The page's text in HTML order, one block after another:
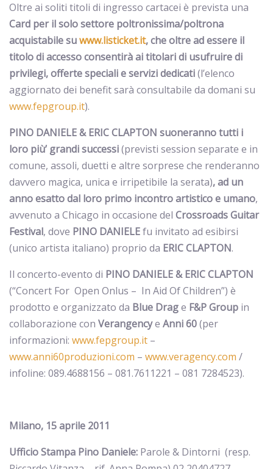
Oltre ai soliti titoli di ingresso cartacei è prevista una
Card per il solo settore poltronissima/poltrona
acquistabile suwww.listicket.it, che oltre ad essere il
titolo di accesso consentirà ai titolari di usufruire di
privilegi, offerte speciali e servizi dedicati(l’elenco
aggiornato dei benefit sarà consultabile da domani su
www.fepgroup.it).
PINO DANIELE & ERIC CLAPTON suoneranno tutti i
loro più’ grandi successi(previsti session separate e in
comune, assoli, duetti e altre sorprese che renderanno
davvero magica, unica e irripetibile la serata), ad un
anno esatto dal loro primo incontro artistico e umano,
avvenuto a Chicago in occasione del Crossroads Guitar
Festival, dove PINO DANIELEfu invitato ad esibirsi
(unico artista italiano) proprio da ERIC CLAPTON.
Il concerto-evento di PINO DANIELE & ERIC CLAPTON
(“Concert For Open Onlus – In Aid Of Children”) è
prodotto e organizzato da Blue Drage F&P Group in
collaborazione con Verangencye Anni 60(per
informazioni: www.fepgroup.it –
www.anni60produzioni.com – www.veragency.com /
infoline: 089.4688156 – 081.7611221 – 081 7284523).
Milano, 15 aprile 2011
Ufficio Stampa Pino Daniele: Parole & Dintorni (resp.